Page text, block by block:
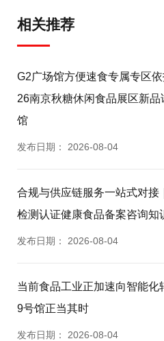
相关推荐
G2广场馆方便速食专属专区
26南京秋糖休闲食品展区新
馆
发布日期： 2026-08-04
合规与供应链服务一站式对接
检测认证健康食品备案咨询知
发布日期： 2026-08-04
当前食品工业正加速向智能化
9号馆正当其时
发布日期： 2026-08-04